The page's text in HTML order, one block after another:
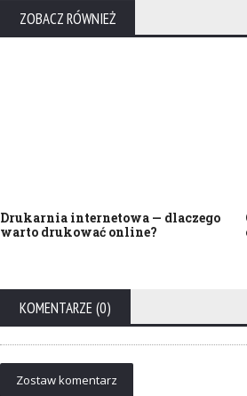
ZOBACZ RÓWNIEŻ
Drukarnia internetowa — dlaczego
warto drukować online?
KOMENTARZE (0)
Zostaw komentarz